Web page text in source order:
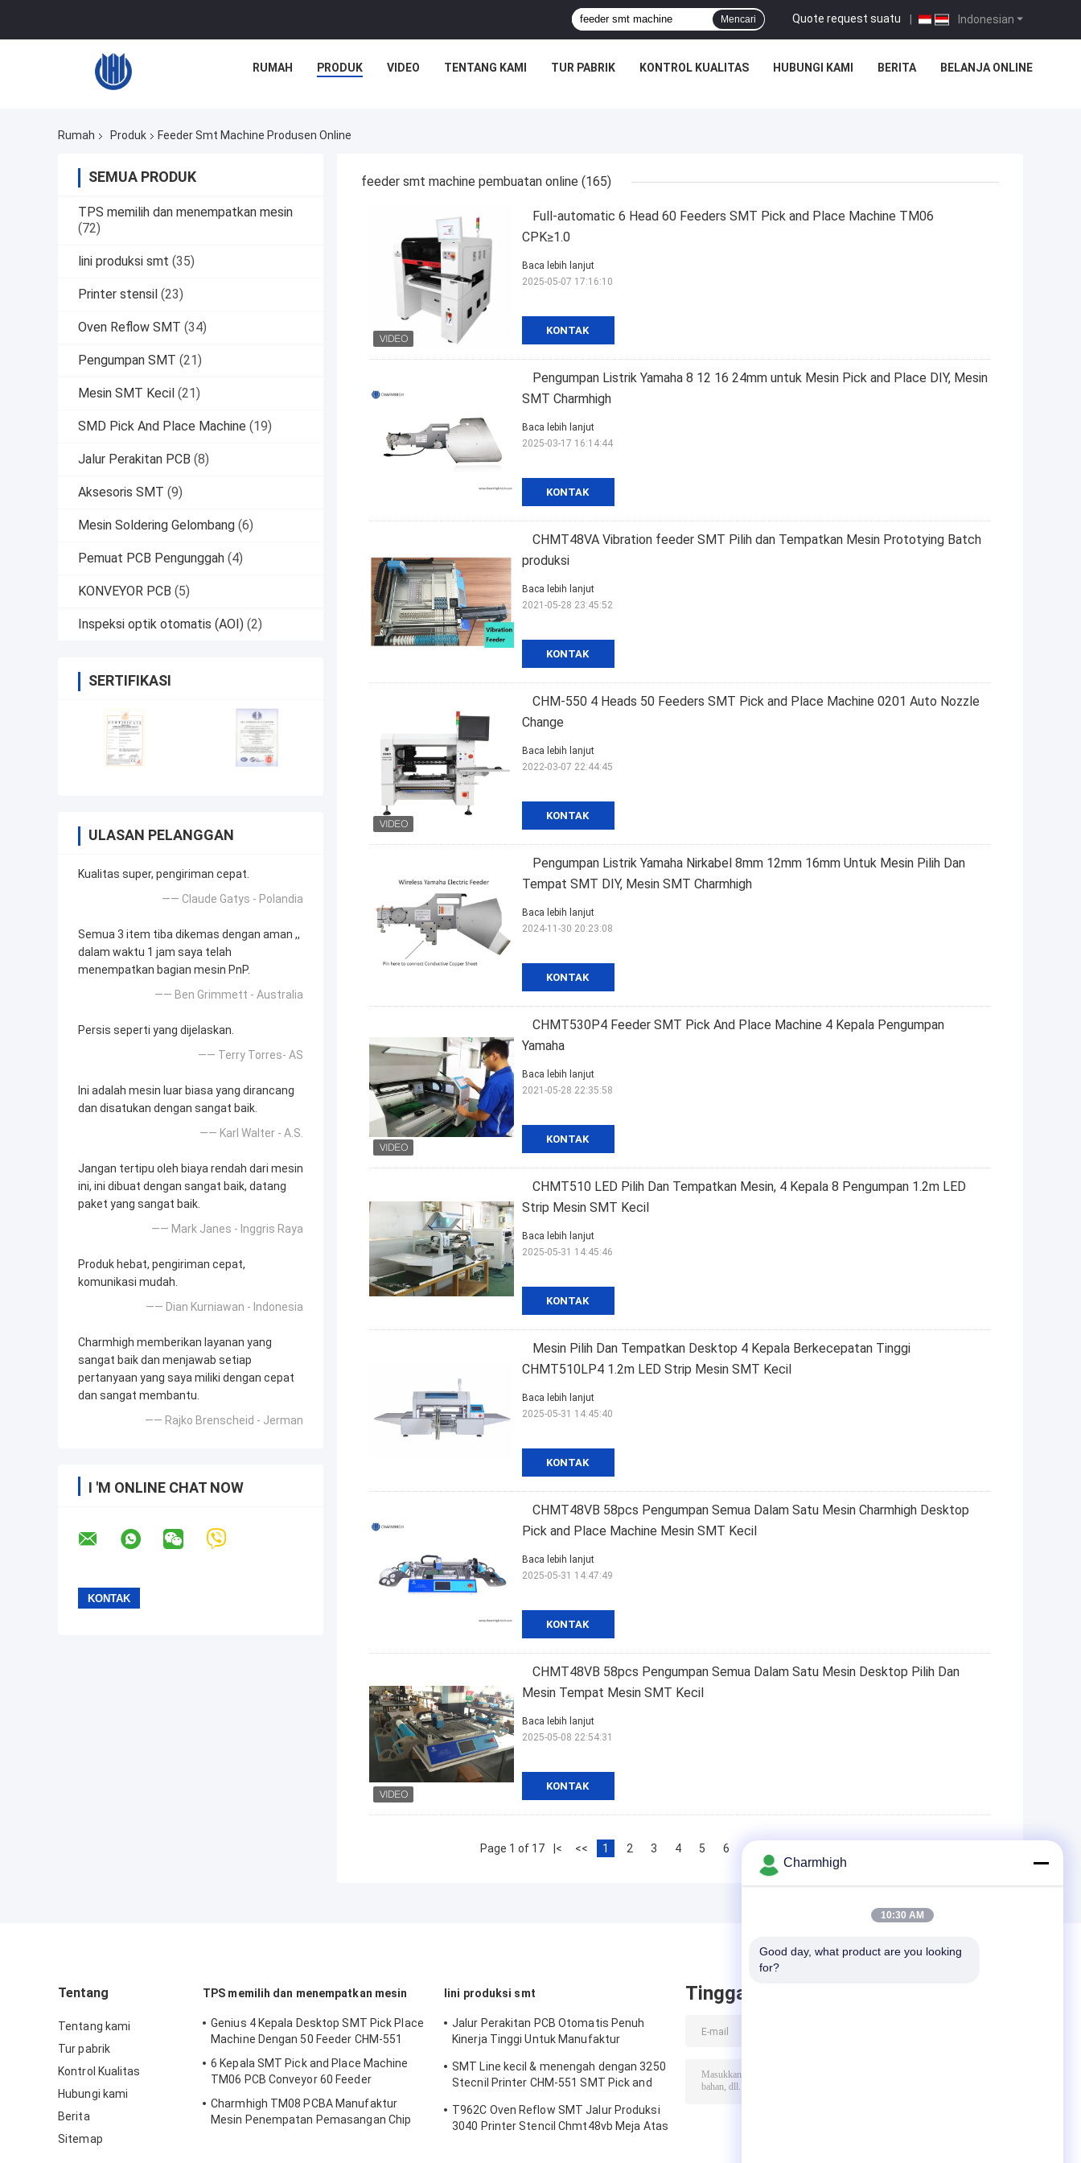
Indonesian
Quote request suatu |
Mencari
RUMAH PRODUK VIDEO TENTANG KAMI TUR PABRIK KONTROL KUALITAS HUBUNGI KAMI BERITA BELANJA ONLINE
Rumah Produk Feeder Smt Machine Produsen Online
SEMUA PRODUK
TPS memilih dan menempatkan mesin
(72)
lini produksi smt (35)
Printer stensil (23)
Oven Reflow SMT (34)
Pengumpan SMT (21)
Mesin SMT Kecil (21)
SMD Pick And Place Machine (19)
Jalur Perakitan PCB (8)
Aksesoris SMT (9)
Mesin Soldering Gelombang (6)
Pemuat PCB Pengunggah (4)
KONVEYOR PCB (5)
Inspeksi optik otomatis (AOI) (2)
SERTIFIKASI
ULASAN PELANGGAN
Kualitas super, pengiriman cepat.
—— Claude Gatys - Polandia
Semua 3 item tiba dikemas dengan aman ,,
dalam waktu 1 jam saya telah
menempatkan bagian mesin PnP.
—— Ben Grimmett - Australia
Persis seperti yang dijelaskan.
—— Terry Torres- AS
Ini adalah mesin luar biasa yang dirancang
dan disatukan dengan sangat baik.
—— Karl Walter - A.S.
Jangan tertipu oleh biaya rendah dari mesin
ini, ini dibuat dengan sangat baik, datang
paket yang sangat baik.
—— Mark Janes - Inggris Raya
Produk hebat, pengiriman cepat,
komunikasi mudah.
—— Dian Kurniawan - Indonesia
Charmhigh memberikan layanan yang
sangat baik dan menjawab setiap
pertanyaan yang saya miliki dengan cepat
dan sangat membantu.
—— Rajko Brenscheid - Jerman
I 'M ONLINE CHAT NOW
feeder smt machine pembuatan online (165)
Full-automatic 6 Head 60 Feeders SMT Pick and Place Machine TM06
CPK≥1.0
KONTAK
Baca lebih lanjut
2025-05-07 17:16:10
Pengumpan Listrik Yamaha 8 12 16 24mm untuk Mesin Pick and Place DIY, Mesin
SMT Charmhigh
KONTAK
Baca lebih lanjut
2025-03-17 16:14:44
CHMT48VA Vibration feeder SMT Pilih dan Tempatkan Mesin Prototying Batch
produksi
KONTAK
Baca lebih lanjut
2021-05-28 23:45:52
CHM-550 4 Heads 50 Feeders SMT Pick and Place Machine 0201 Auto Nozzle
Change
KONTAK
Baca lebih lanjut
2022-03-07 22:44:45
Pengumpan Listrik Yamaha Nirkabel 8mm 12mm 16mm Untuk Mesin Pilih Dan
Tempat SMT DIY, Mesin SMT Charmhigh
KONTAK
Baca lebih lanjut
2024-11-30 20:23:08
CHMT530P4 Feeder SMT Pick And Place Machine 4 Kepala Pengumpan
Yamaha
KONTAK
Baca lebih lanjut
2021-05-28 22:35:58
CHMT510 LED Pilih Dan Tempatkan Mesin, 4 Kepala 8 Pengumpan 1.2m LED
Strip Mesin SMT Kecil
KONTAK
Baca lebih lanjut
2025-05-31 14:45:46
Mesin Pilih Dan Tempatkan Desktop 4 Kepala Berkecepatan Tinggi
CHMT510LP4 1.2m LED Strip Mesin SMT Kecil
KONTAK
Baca lebih lanjut
2025-05-31 14:45:40
CHMT48VB 58pcs Pengumpan Semua Dalam Satu Mesin Charmhigh Desktop
Pick and Place Machine Mesin SMT Kecil
KONTAK
Baca lebih lanjut
2025-05-31 14:47:49
CHMT48VB 58pcs Pengumpan Semua Dalam Satu Mesin Desktop Pilih Dan
Mesin Tempat Mesin SMT Kecil
KONTAK
Baca lebih lanjut
2025-05-08 22:54:31
Page 1 of 17 |< << 1 2 3 4 5 6
Tentang
Tentang kami
Tur pabrik
Kontrol Kualitas
Hubungi kami
Berita
Sitemap
TPS memilih dan menempatkan mesin
Genius 4 Kepala Desktop SMT Pick Place
Machine Dengan 50 Feeder CHM-551
6 Kepala SMT Pick and Place Machine
TM06 PCB Conveyor 60 Feeder
Charmhigh TM08 PCBA Manufaktur
Mesin Penempatan Pemasangan Chip
lini produksi smt
Jalur Perakitan PCB Otomatis Penuh
Kinerja Tinggi Untuk Manufaktur
SMT Line kecil & menengah dengan 3250
Stecnil Printer CHM-551 SMT Pick and
T962C Oven Reflow SMT Jalur Produksi
3040 Printer Stencil Chmt48vb Meja Atas
Tinggalkan pesan
Charmhigh
10:30 AM
Good day, what product are you looking
for?